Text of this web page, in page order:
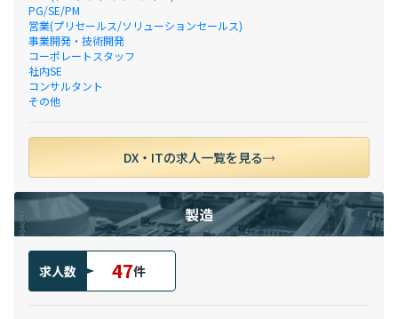
PG/SE/PM
営業(プリセールス/ソリューションセールス)
事業開発・技術開発
コーポレートスタッフ
社内SE
コンサルタント
その他
DX・ITの求人一覧を見る
製造
求人数 47件